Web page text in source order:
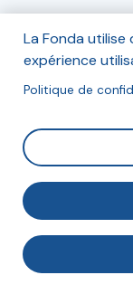
La Fonda
expérience
Politique de